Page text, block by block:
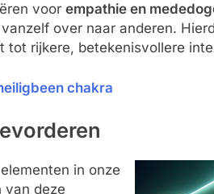
voor empathie en
over naar anderen.
tot rijkere, betekenisvollere
chakra
in onze
van deze